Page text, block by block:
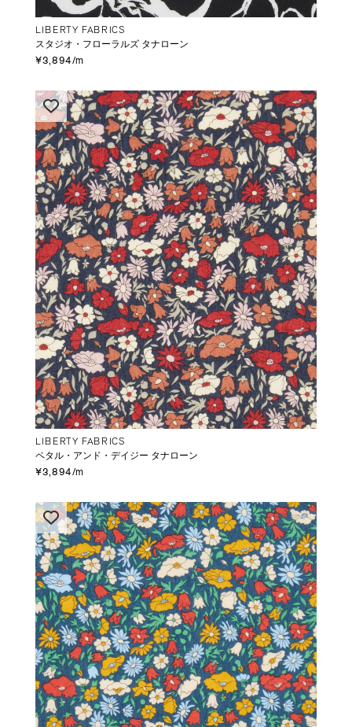
LIBERTY FABRICS
スタジオ・フローラルズ タナローン
¥3,894/m
LIBERTY FABRICS
ペタル・アンド・デイジー タナローン
¥3,894/m